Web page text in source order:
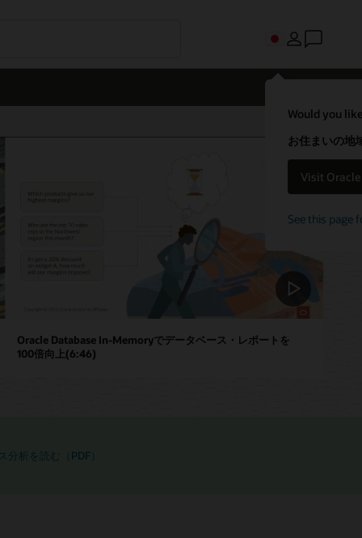
Would you
お住まいの地
Visit
See this page
Oracle Database In-Memoryでデータベース・レポートを
100倍向上(6:46)
分析を読む（PDF）